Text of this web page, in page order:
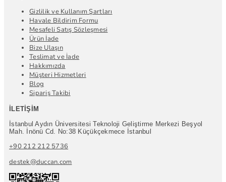
Gizlilik ve Kullanım Şartları
Havale Bildirim Formu
Mesafeli Satış Sözleşmesi
Ürün İade
Bize Ulaşın
Teslimat ve İade
Hakkımızda
Müşteri Hizmetleri
Blog
Sipariş Takibi
İLETIŞIM
İstanbul Aydın Üniversitesi Teknoloji Geliştirme Merkezi Beşyol
Mah. İnönü Cd. No:38 Küçükçekmece İstanbul
+90 212 212 5736
destek@duccan.com